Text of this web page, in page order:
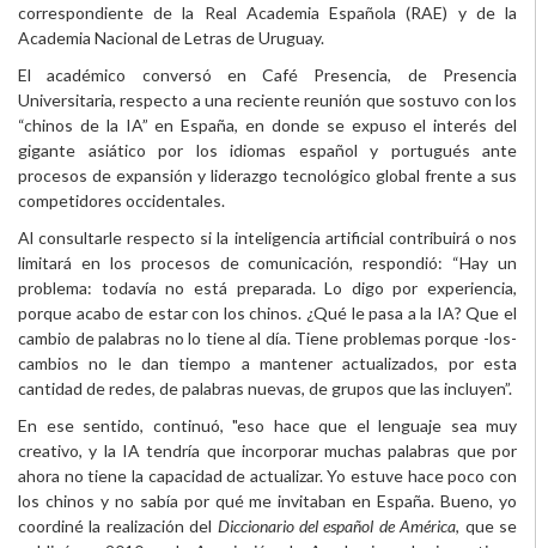
correspondiente de la Real Academia Española (RAE) y de la
Academia Nacional de Letras de Uruguay.
El académico conversó en Café Presencia, de Presencia
Universitaria, respecto a una reciente reunión que sostuvo con los
“chinos de la IA” en España, en donde se expuso el interés del
gigante asiático por los idiomas español y portugués ante
procesos de expansión y liderazgo tecnológico global frente a sus
competidores occidentales.
Al consultarle respecto si la inteligencia artificial contribuirá o nos
limitará en los procesos de comunicación, respondió: “Hay un
problema: todavía no está preparada. Lo digo por experiencia,
porque acabo de estar con los chinos. ¿Qué le pasa a la IA? Que el
cambio de palabras no lo tiene al día. Tiene problemas porque -los-
cambios no le dan tiempo a mantener actualizados, por esta
cantidad de redes, de palabras nuevas, de grupos que las incluyen”.
En ese sentido, continuó, "eso hace que el lenguaje sea muy
creativo, y la IA tendría que incorporar muchas palabras que por
ahora no tiene la capacidad de actualizar.Yo estuve hace poco con
los chinos y no sabía por qué me invitaban en España. Bueno, yo
coordiné la realización del Diccionario del español de América, que se